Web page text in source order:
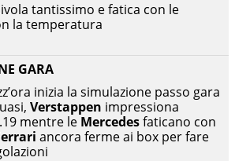
GARA
inizia la simulazione passo gara
Verstappen impressiona
mentre le Mercedesfaticano con
ancora ferme ai box per fare
tantissimo e fatica con le
la temperatura